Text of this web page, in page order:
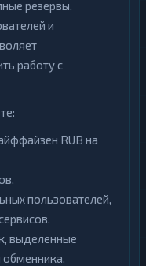
резервы,
и
работу с
RUB на
пользователей,
выделенные